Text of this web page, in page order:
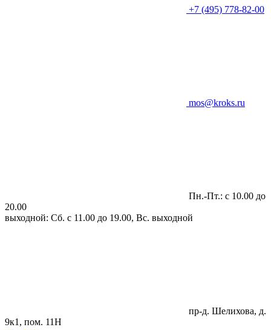
+7 (495) 778-82-00
mos@kroks.ru
Пн.-Пт.: с 10.00 до
20.00
выходной: Сб. с 11.00 до 19.00, Вс. выходной
пр-д. Шелихова, д.
9к1, пом. 11Н